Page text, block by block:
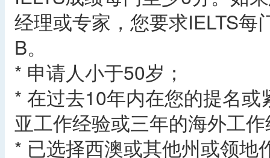
经理或专家，您要求IELTS
B。
* 申请人小于50岁；
* 在过去10年内在您的提名
亚工作经验或三年的海外工
* 已选择西澳或其他州或领地